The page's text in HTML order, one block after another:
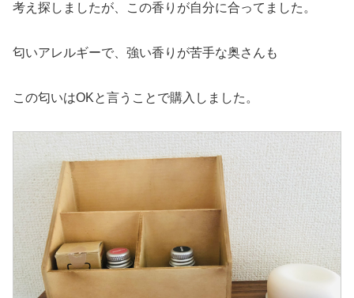
考え探しましたが、この香りが自分に合ってました。
匂いアレルギーで、強い香りが苦手な奥さんも
この匂いはOKと言うことで購入しました。